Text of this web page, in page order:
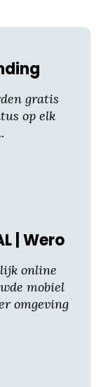
gratis
op elk
| Wero
online
mobiel
omgeving